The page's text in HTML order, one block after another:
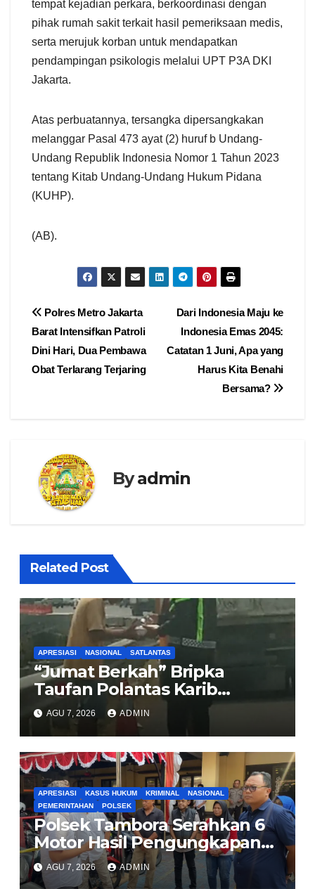
tempat kejadian perkara, berkoordinasi dengan
pihak rumah sakit terkait hasil pemeriksaan medis,
serta merujuk korban untuk mendapatkan
pendampingan psikologis melalui UPT P3A DKI
Jakarta.
Atas perbuatannya, tersangka dipersangkakan
melanggar Pasal 473 ayat (2) huruf b Undang-
Undang Republik Indonesia Nomor 1 Tahun 2023
tentang Kitab Undang-Undang Hukum Pidana
(KUHP).
(AB).
Navigasi
pos
Dari Indonesia Maju ke
Indonesia Emas 2045:
Catatan 1 Juni, Apa yang
Harus Kita Benahi
Bersama?
Polres Metro Jakarta
Barat Intensifkan Patroli
Dini Hari, Dua Pembawa
Obat Terlarang Terjaring
Byadmin
Related Post
APRESIASI NASIONAL SATLANTAS
“Jumat Berkah” Bripka
Taufan Polantas Karib
Bagikan Nasi Kotak untuk
Sopir Truk yang Mogok di KM
00 Pondok Aren
AGU 7, 2026 ADMIN
APRESIASI KASUS HUKUM KRIMINAL
NASIONAL
PEMERINTAHAN
POLSEK
Polsek Tambora Serahkan 6
Motor Hasil Pengungkapan
Kasus Curanmor Kepada
Pemilik Yang sah
AGU 7, 2026 ADMIN